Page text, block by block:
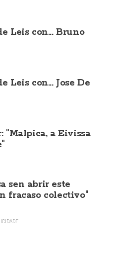
Leis con... Bruno
Leis con... Jose De
"Malpica, a Eivissa
sen abrir este
fracaso colectivo"